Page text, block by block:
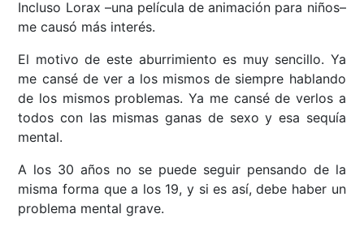
Incluso Lorax –una película de animación para niños–
me causó más interés.
El motivo de este aburrimiento es muy sencillo. Ya
me cansé de ver a los mismos de siempre hablando
de los mismos problemas. Ya me cansé de verlos a
todos con las mismas ganas de sexo y esa sequía
mental.
A los 30 años no se puede seguir pensando de la
misma forma que a los 19, y si es así, debe haber un
problema mental grave.